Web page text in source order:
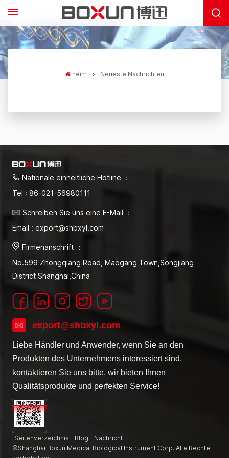
heim Neueste Nachrichten
Nationale einheitliche Hotline ：
Tel : 86-021-56980111
Schreiben Sie uns eine E-Mail ：
Email : export@shbxyl.com
Firmenanschrift ：
No.599 Zhongqiang Road, Maogang Town,Songjiang
District Shanghai,China
export@shbxyl.com
Liebe Händler und Anwender, wenn Sie an den
Produkten des Unternehmens interessiert sind,
kontaktieren Sie uns bitte, wir bieten Ihnen
Qualitätsprodukte und perfekten Service!
Seitenverzeichnis Blog
Nachricht
©Shanghai Boxun Medical Biological Instrument Corp. Alle Rechte